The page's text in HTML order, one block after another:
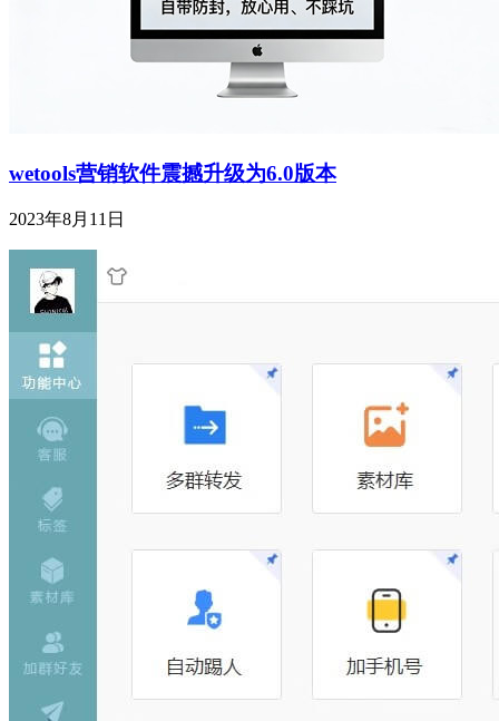
wetools营销软件震撼升级为6.0版本
2023年8月11日